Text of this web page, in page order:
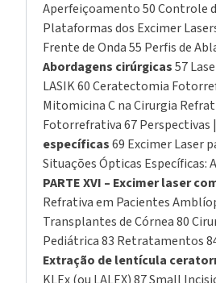
Aperfeiçoamento 50 Controle
Plataformas dos Excimer
Frente de Onda 55 Perfis de
Abordagens cirúrgicas57
LASIK 60 Ceratectomia
Mitomicina C na Cirurgia
Fotorrefrativa 67 Perspectivas
específicas69 Excimer Laser
Situações Ópticas
PARTE XVI – Excimer laser
Refrativa em Pacientes
Transplantes de Córnea 80
Pediátrica 83 Retratamentos
Extração de lentícula